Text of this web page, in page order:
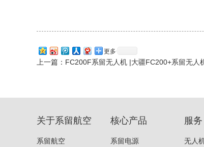
更多
上一篇： FC200F系留无人机 |大疆FC200+系留无人
关于系留航空
系留航空
核心产品
系留电源
服务
无人